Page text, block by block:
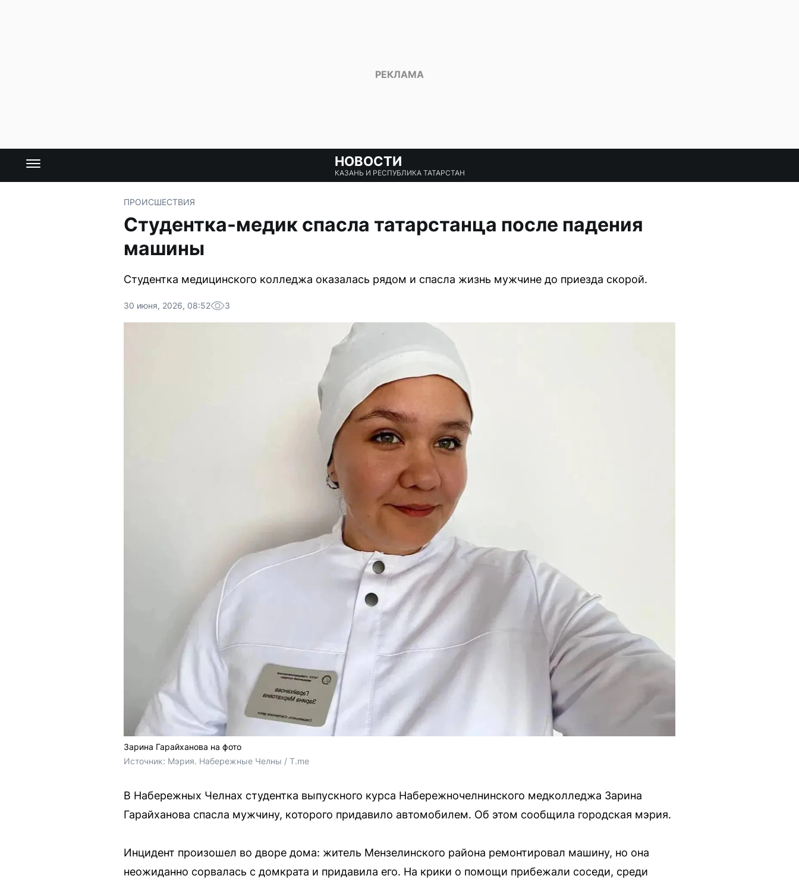
НОВОСТИ
КАЗАНЬ И РЕСПУБЛИКА ТАТАРСТАН
ПРОИСШЕСТВИЯ
Студентка-медик спасла татарстанца после падения
машины
Студентка медицинского колледжа оказалась рядом и спасла жизнь мужчине до приезда скорой.
30 июня, 2026, 08:52 3
Зарина Гарайханова на фото
Источник: Мэрия. Набережные Челны / T.me
В Набережных Челнах студентка выпускного курса Набережночелнинского медколледжа Зарина
Гарайханова спасла мужчину, которого придавило автомобилем. Об этом сообщила городская мэрия.
Инцидент произошел во дворе дома: житель Мензелинского района ремонтировал машину, но она
неожиданно сорвалась с домкрата и придавила его. На крики о помощи прибежали соседи, среди